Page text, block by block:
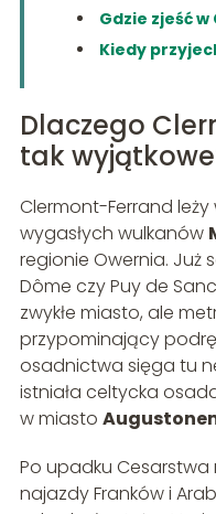
Gdzie zjeść
Kiedy
Dlaczego
tak
Clermont-Ferrand leży
wygasłych wulkanów
regionie Owernia. Już
Dôme czy Puy de
zwykłe miasto, ale
przypominający
osadnictwa sięga tu
istniała celtycka
w miasto
Po upadku Cesarstwa
najazdy Franków i